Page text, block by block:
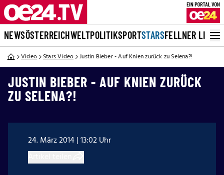
NEWSÖSTERREICHWELTPOLITIKSPORTSTARSFELLNER LIVE
Video Stars Video Justin Bieber - Auf Knien zurück zu Selena?!
JUSTIN BIEBER - AUF KNIEN ZURÜCK
ZU SELENA?!
24. März 2014 | 13:02 Uhr